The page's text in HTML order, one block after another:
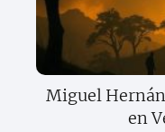
Miguel
en